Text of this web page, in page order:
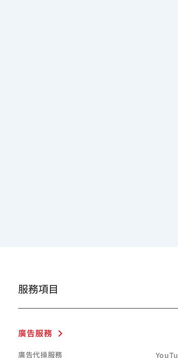
服務項目
廣告服務
廣告代操服務